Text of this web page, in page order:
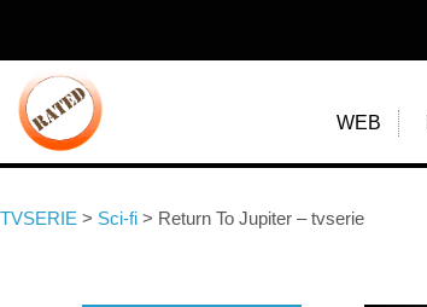
WEB
TVSERIE > Sci-fi > Return To Jupiter – tvserie